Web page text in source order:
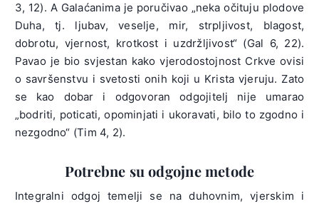
3, 12). A Galaćanima je poručivao „neka očituju plodove
Duha, tj. ljubav, veselje, mir, strpljivost, blagost,
dobrotu, vjernost, krotkost i uzdržljivost“ (Gal 6, 22).
Pavao je bio svjestan kako vjerodostojnost Crkve ovisi
o savršenstvu i svetosti onih koji u Krista vjeruju. Zato
se kao dobar i odgovoran odgojitelj nije umarao
„bodriti, poticati, opominjati i ukoravati, bilo to zgodno i
nezgodno“ (Tim 4, 2).
Potrebne su odgojne metode
Integralni odgoj temelji se na duhovnim, vjerskim i